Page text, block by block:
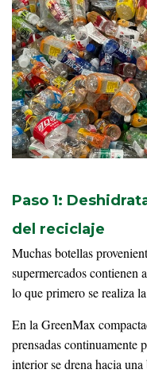
Paso 1:
del reciclaje
Muchas botellas
supermercados contienen
lo que primero se realiza
En la GreenMax
prensadas
interior se drena hacia